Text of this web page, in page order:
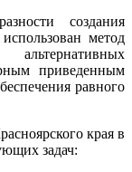
создания
метод
приведенным
равного
края в
задач: